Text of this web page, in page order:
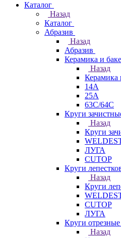
Каталог
Назад
Каталог
Абразив
Назад
Абразив
Керамика и
Назад
Керамика
14А
25А
63С/64С
Круги
Назад
Круги
ЛУГА
CUTOP
Круги
Назад
Круги
CUTOP
ЛУГА
Круги отрезные
Назад